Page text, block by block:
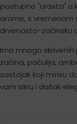
postupno "urasta" u
arome, s vremenom
drvenasto-začinsku
Ima mnogo skrivenih
začina, pačulija,
sastojak koji mirisu
vam iskru i dašak